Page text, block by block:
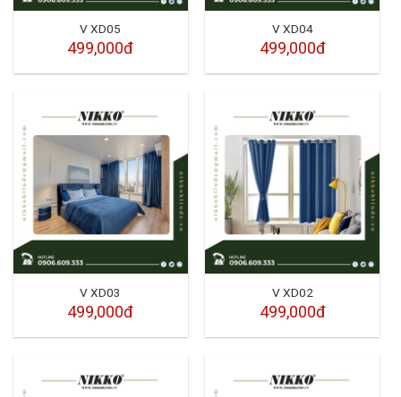
V XD05
499,000đ
V XD04
499,000đ
V XD03
499,000đ
V XD02
499,000đ